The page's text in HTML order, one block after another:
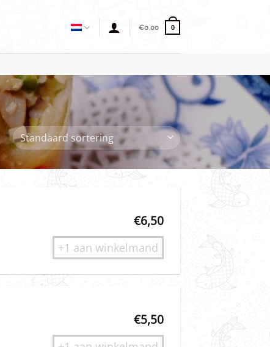
€0,00 0
€6,50
+1 aan winkelmand
€5,50